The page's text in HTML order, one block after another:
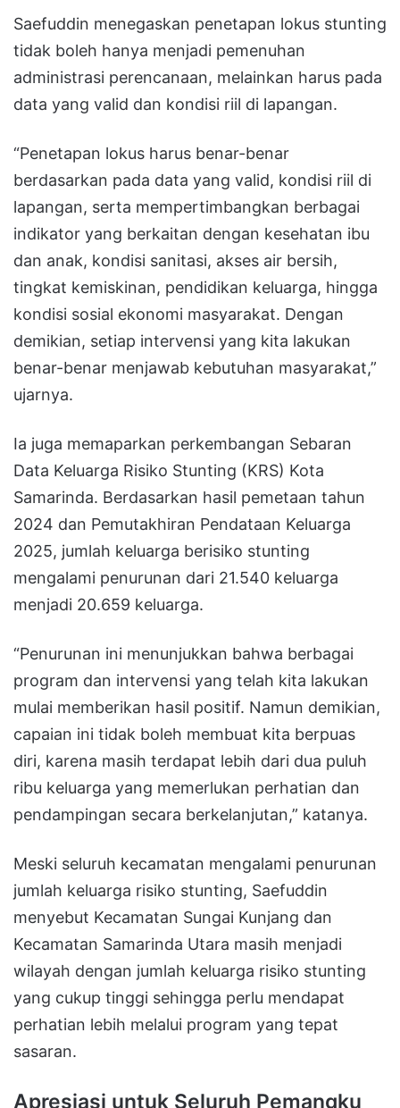
Saefuddin menegaskan penetapan lokus stunting
tidak boleh hanya menjadi pemenuhan
administrasi perencanaan, melainkan harus pada
data yang valid dan kondisi riil di lapangan.
“Penetapan lokus harus benar-benar
berdasarkan pada data yang valid, kondisi riil di
lapangan, serta mempertimbangkan berbagai
indikator yang berkaitan dengan kesehatan ibu
dan anak, kondisi sanitasi, akses air bersih,
tingkat kemiskinan, pendidikan keluarga, hingga
kondisi sosial ekonomi masyarakat. Dengan
demikian, setiap intervensi yang kita lakukan
benar-benar menjawab kebutuhan masyarakat,”
ujarnya.
Ia juga memaparkan perkembangan Sebaran
Data Keluarga Risiko Stunting (KRS) Kota
Samarinda. Berdasarkan hasil pemetaan tahun
2024 dan Pemutakhiran Pendataan Keluarga
2025, jumlah keluarga berisiko stunting
mengalami penurunan dari 21.540 keluarga
menjadi 20.659 keluarga.
“Penurunan ini menunjukkan bahwa berbagai
program dan intervensi yang telah kita lakukan
mulai memberikan hasil positif. Namun demikian,
capaian ini tidak boleh membuat kita berpuas
diri, karena masih terdapat lebih dari dua puluh
ribu keluarga yang memerlukan perhatian dan
pendampingan secara berkelanjutan,” katanya.
Meski seluruh kecamatan mengalami penurunan
jumlah keluarga risiko stunting, Saefuddin
menyebut Kecamatan Sungai Kunjang dan
Kecamatan Samarinda Utara masih menjadi
wilayah dengan jumlah keluarga risiko stunting
yang cukup tinggi sehingga perlu mendapat
perhatian lebih melalui program yang tepat
sasaran.
Apresiasi untuk Seluruh Pemangku